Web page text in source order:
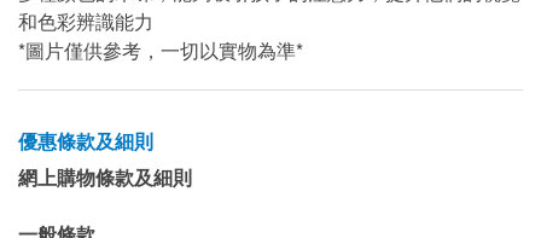
和色彩辨識能力
*圖片僅供參考，一切以實物為準*
優惠條款及細則
網上購物條款及細則